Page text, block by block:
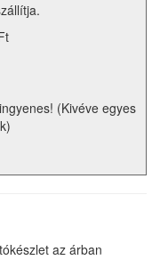
(Kivéve egyes
az árban